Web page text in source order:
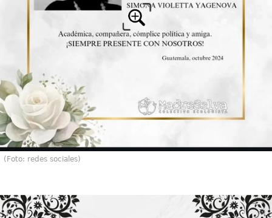
(Foto: redes sociales)